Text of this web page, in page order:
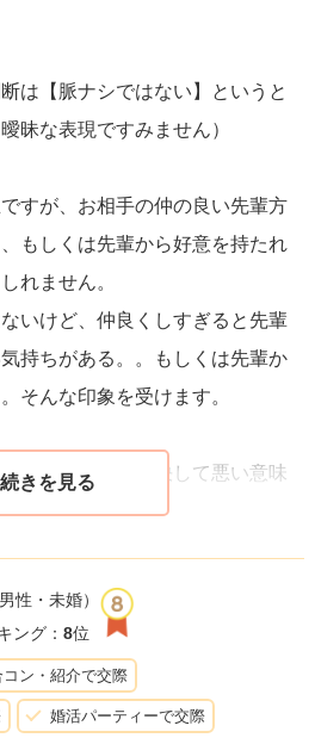
う。
するのは早計です。彼女がスマ
ったり、一緒に帰ることを選ん
が大切な時期で、彼女が安心感
上げることが重要です。
時間を楽しむことを忘れずに。
、未来の関係へとつながる可能
持ちをしっかりと見極めなが
は【脈ナシではない】というと
昧な表現ですみません）
すが、お相手の仲の良い先輩方
もしくは先輩から好意を持たれ
れません。
いけど、仲良くしすぎると先輩
持ちがある。。もしくは先輩か
そんな印象を受けます。
て」というのも決して悪い意味
印象もあります。
ているのかはわかりませんが、
ってでも、あなたとお出かけに
まだチャンスはあるんだと思い
性・未婚）
ング： 8位
コン・紹介で交際
婚活パーティーで交際